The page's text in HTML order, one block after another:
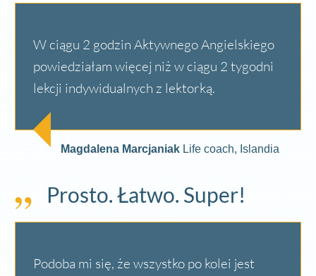
W ciągu 2 godzin Aktywnego Angielskiego
powiedziałam więcej niż w ciągu 2 tygodni
lekcji indywidualnych z lektorką.
Magdalena Marcjaniak Life coach, Islandia
Prosto. Łatwo. Super!
Podoba mi się, że wszystko po kolei jest